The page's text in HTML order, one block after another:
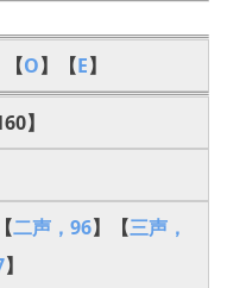
【O】【E】
】
二声，96】【三声，
】